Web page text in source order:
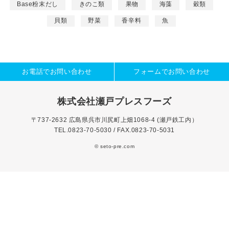
Base粉末だし きのこ類 果物 海藻 穀類
貝類 野菜 香辛料 魚
お電話でお問い合わせ フォームでお問い合わせ
株式会社瀬戸プレスフーズ
〒737-2632 広島県呉市川尻町上畑1068-4 (瀬戸鉄工内）
TEL.0823-70-5030 / FAX.0823-70-5031
© seto-pre.com